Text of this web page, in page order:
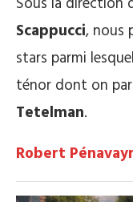
Scappucci, nous
stars parmi
ténor dont on
Tetelman.
Robert